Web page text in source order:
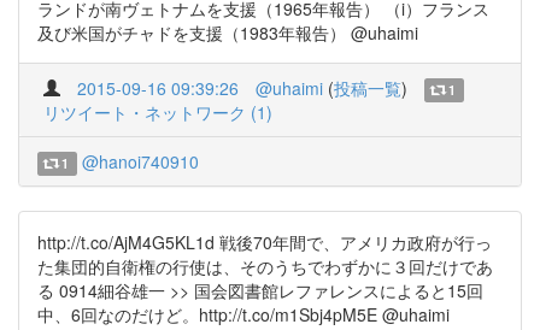
ランドが南ヴェトナムを支援（1965年報告） （i）フランス
及び米国がチャドを支援（1983年報告） @uhaimi
2015-09-16 09:39:26 @uhaimi (投稿一覧) 1
リツイート・ネットワーク (1)
1 @hanoi740910
http://t.co/AjM4G5KL1d 戦後70年間で、アメリカ政府が行っ
た集団的自衛権の行使は、そのうちでわずかに３回だけであ
る 0914細谷雄一 >> 国会図書館レファレンスによると15回
中、6回なのだけど。http://t.co/m1Sbj4pM5E @uhaimi